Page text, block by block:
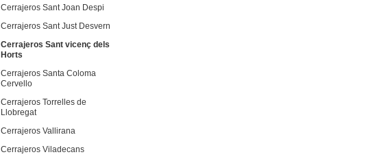
Cerrajeros Sant Joan Despi
Cerrajeros Sant Just Desvern
Cerrajeros Sant vicenç dels
Horts
Cerrajeros Santa Coloma
Cervello
Cerrajeros Torrelles de
Llobregat
Cerrajeros Vallirana
Cerrajeros Viladecans